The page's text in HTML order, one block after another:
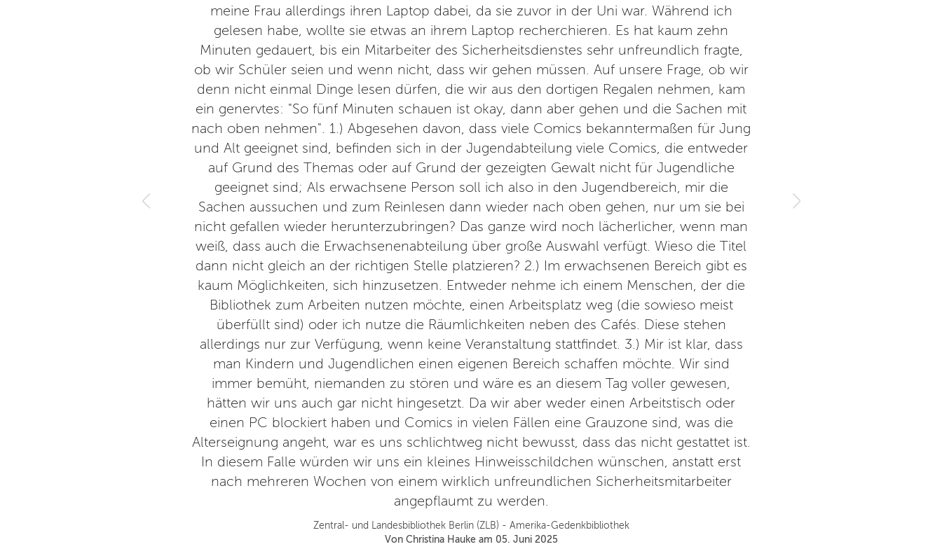
meine Frau allerdings ihren Laptop dabei, da sie zuvor in der Uni war. Während ich
gelesen habe, wollte sie etwas an ihrem Laptop recherchieren. Es hat kaum zehn
Minuten gedauert, bis ein Mitarbeiter des Sicherheitsdienstes sehr unfreundlich fragte,
ob wir Schüler seien und wenn nicht, dass wir gehen müssen. Auf unsere Frage, ob wir
denn nicht einmal Dinge lesen dürfen, die wir aus den dortigen Regalen nehmen, kam
ein genervtes: "So fünf Minuten schauen ist okay, dann aber gehen und die Sachen mit
nach oben nehmen". 1.) Abgesehen davon, dass viele Comics bekanntermaßen für Jung
und Alt geeignet sind, befinden sich in der Jugendabteilung viele Comics, die entweder
auf Grund des Themas oder auf Grund der gezeigten Gewalt nicht für Jugendliche
geeignet sind; Als erwachsene Person soll ich also in den Jugendbereich, mir die
Sachen aussuchen und zum Reinlesen dann wieder nach oben gehen, nur um sie bei
nicht gefallen wieder herunterzubringen? Das ganze wird noch lächerlicher, wenn man
weiß, dass auch die Erwachsenenabteilung über große Auswahl verfügt. Wieso die Titel
dann nicht gleich an der richtigen Stelle platzieren? 2.) Im erwachsenen Bereich gibt es
kaum Möglichkeiten, sich hinzusetzen. Entweder nehme ich einem Menschen, der die
Bibliothek zum Arbeiten nutzen möchte, einen Arbeitsplatz weg (die sowieso meist
überfüllt sind) oder ich nutze die Räumlichkeiten neben des Cafés. Diese stehen
allerdings nur zur Verfügung, wenn keine Veranstaltung stattfindet. 3.) Mir ist klar, dass
man Kindern und Jugendlichen einen eigenen Bereich schaffen möchte. Wir sind
immer bemüht, niemanden zu stören und wäre es an diesem Tag voller gewesen,
hätten wir uns auch gar nicht hingesetzt. Da wir aber weder einen Arbeitstisch oder
einen PC blockiert haben und Comics in vielen Fällen eine Grauzone sind, was die
Alterseignung angeht, war es uns schlichtweg nicht bewusst, dass das nicht gestattet ist.
In diesem Falle würden wir uns ein kleines Hinweisschildchen wünschen, anstatt erst
nach mehreren Wochen von einem wirklich unfreundlichen Sicherheitsmitarbeiter
angepflaumt zu werden.
Zentral- und Landesbibliothek Berlin (ZLB) - Amerika-Gedenkbibliothek
Von Christina Hauke am 05. Juni 2025